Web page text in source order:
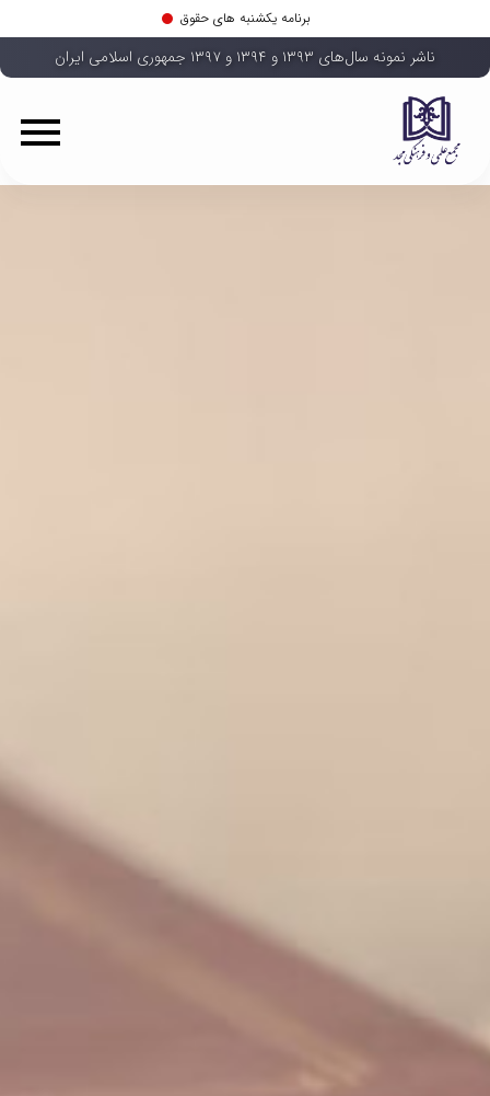
برنامه یکشنبه های حقوق
ناشر نمونه سال‌های ۱۳۹۳ و ۱۳۹۴ و ۱۳۹۷ جمهوری اسلامی ایران